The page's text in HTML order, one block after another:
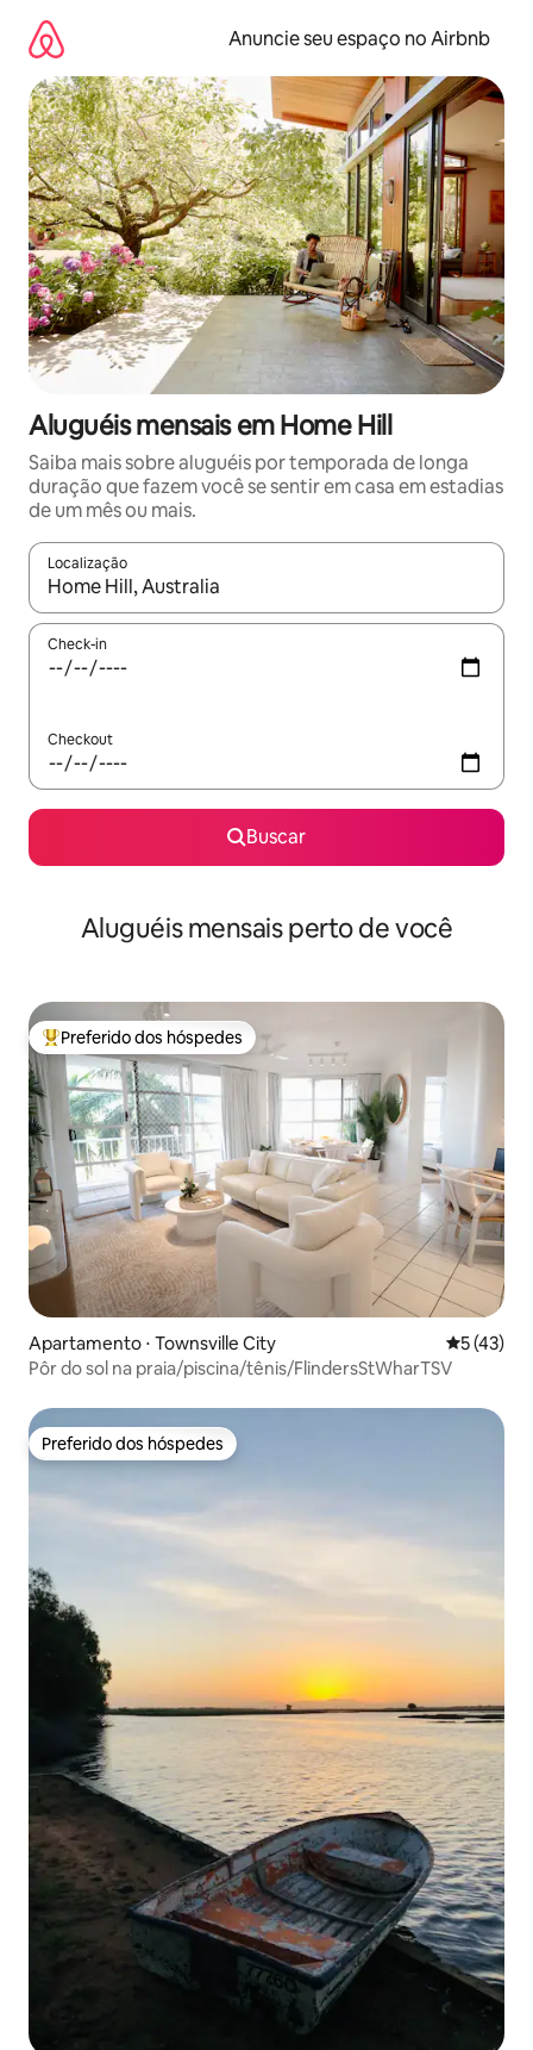
para
conteúdo
Anuncie seu espaço no Airbnb
Aluguéis mensais em Home Hill
Saiba mais sobre aluguéis por temporada de longa
duração que fazem você se sentir em casa em estadias
de um mês ou mais.
Localização
Quando os resultados estiverem disponíveis, explore-os
Check-in
Checkout
Buscar
Aluguéis mensais perto de você
Entre os melhores preferidos dos hóspedes
Preferido dos hóspedes
Apartamento ⋅ Townsville City 5 de uma
5 (43)
Pôr do sol na praia/piscina/tênis/FlindersStWharTSV
Preferido dos hóspedes
Preferido dos hóspedes